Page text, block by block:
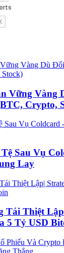
Vững Vàng
Crypto,
Sau Vụ
Lay
Tái Thiệt
5 Tỷ USD